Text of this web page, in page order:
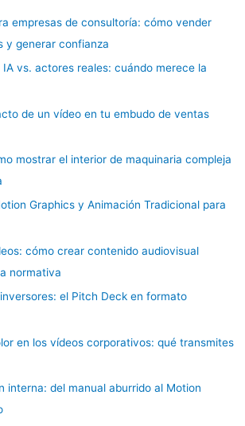
empresas de consultoría: cómo vender
y generar confianza
vs. actores reales: cuándo merece la
de un vídeo en tu embudo de ventas
mostrar el interior de maquinaria compleja
Graphics y Animación Tradicional para
cómo crear contenido audiovisual
normativa
el Pitch Deck en formato
en los vídeos corporativos: qué transmites
interna: del manual aburrido al Motion